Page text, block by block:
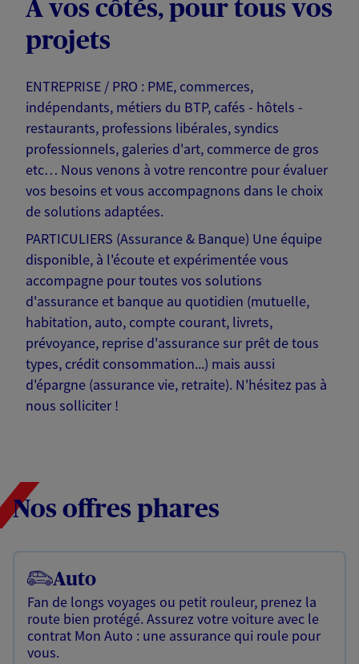
À vos côtés, pour tous vos
projets
ENTREPRISE / PRO : PME, commerces,
indépendants, métiers du BTP, cafés - hôtels -
restaurants, professions libérales, syndics
professionnels, galeries d'art, commerce de gros
etc… Nous venons à votre rencontre pour évaluer
vos besoins et vous accompagnons dans le choix
de solutions adaptées.
PARTICULIERS (Assurance & Banque) Une équipe
disponible, à l'écoute et expérimentée vous
accompagne pour toutes vos solutions
d'assurance et banque au quotidien (mutuelle,
habitation, auto, compte courant, livrets,
prévoyance, reprise d'assurance sur prêt de tous
types, crédit consommation...) mais aussi
d'épargne (assurance vie, retraite). N'hésitez pas à
nous solliciter !
Nos offres phares
Auto
Fan de longs voyages ou petit rouleur, prenez la
route bien protégé. Assurez votre voiture avec le
contrat Mon Auto : une assurance qui roule pour
vous.